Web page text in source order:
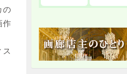
の
作